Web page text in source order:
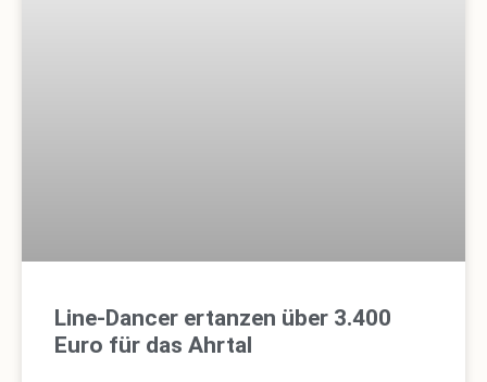
Line-Dancer ertanzen über 3.400
Euro für das Ahrtal